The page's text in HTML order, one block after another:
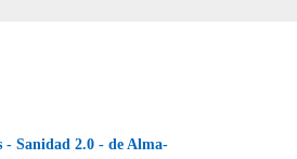
- Sanidad 2.0 - de Alma-